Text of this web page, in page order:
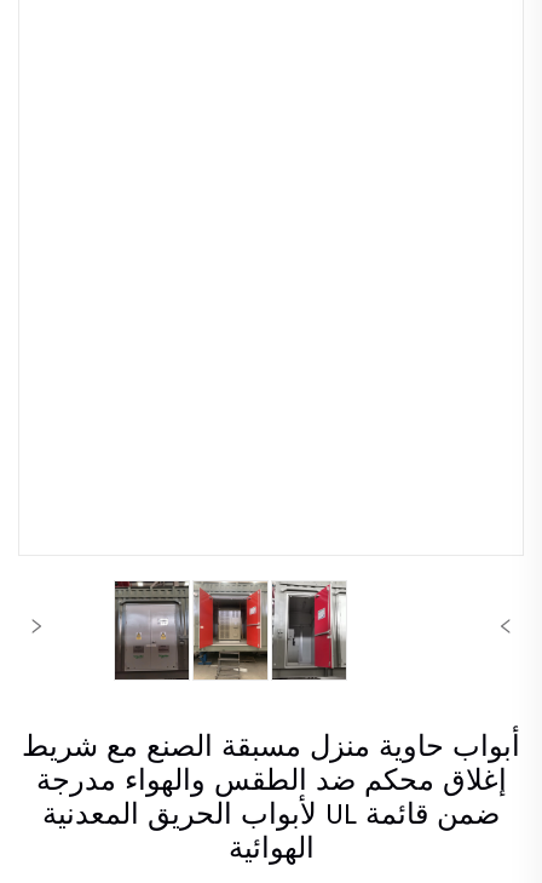
أبواب حاوية منزل مسبقة الصنع مع شريط
إغلاق محكم ضد الطقس والهواء مدرجة
ضمن قائمة UL لأبواب الحريق المعدنية
الهوائية